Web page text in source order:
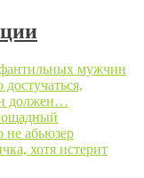
мужчин
должен…
не абьюзер
хотя истерит